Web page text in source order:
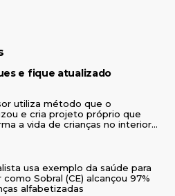
e fique atualizado
utiliza método que o
e cria projeto próprio que
a vida de crianças no interior
usa exemplo da saúde para
como Sobral (CE) alcançou 97%
alfabetizadas